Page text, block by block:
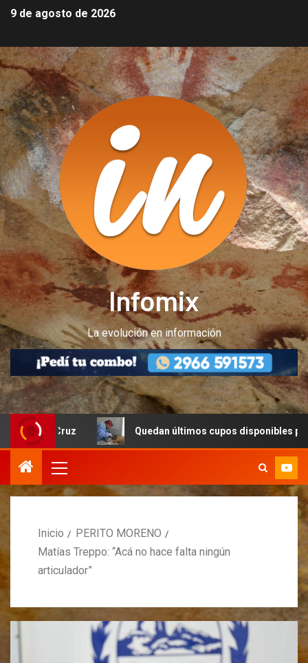
9 de agosto de 2026
Infomix
La evolución en información
Cruz Quedan últimos cupos disponibles para
Inicio
PERITO MORENO
Matías Treppo: “Acá no hace falta ningún
articulador”